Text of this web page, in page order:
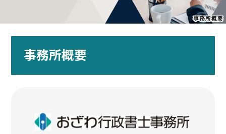
事務所概要